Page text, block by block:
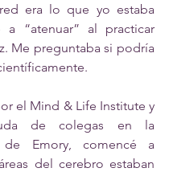
era lo que yo estaba
a “atenuar” al practicar
Me preguntaba si podría
el Mind & Life Institute y
de colegas en la
de Emory, comencé a
del cerebro estaban